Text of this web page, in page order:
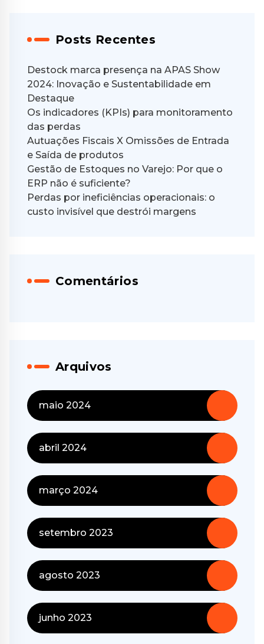
Posts Recentes
Destock marca presença na APAS Show
2024: Inovação e Sustentabilidade em
Destaque
Os indicadores (KPIs) para monitoramento
das perdas
Autuações Fiscais X Omissões de Entrada
e Saída de produtos
Gestão de Estoques no Varejo: Por que o
ERP não é suficiente?
Perdas por ineficiências operacionais: o
custo invisível que destrói margens
Comentários
Arquivos
maio 2024
abril 2024
março 2024
setembro 2023
agosto 2023
junho 2023